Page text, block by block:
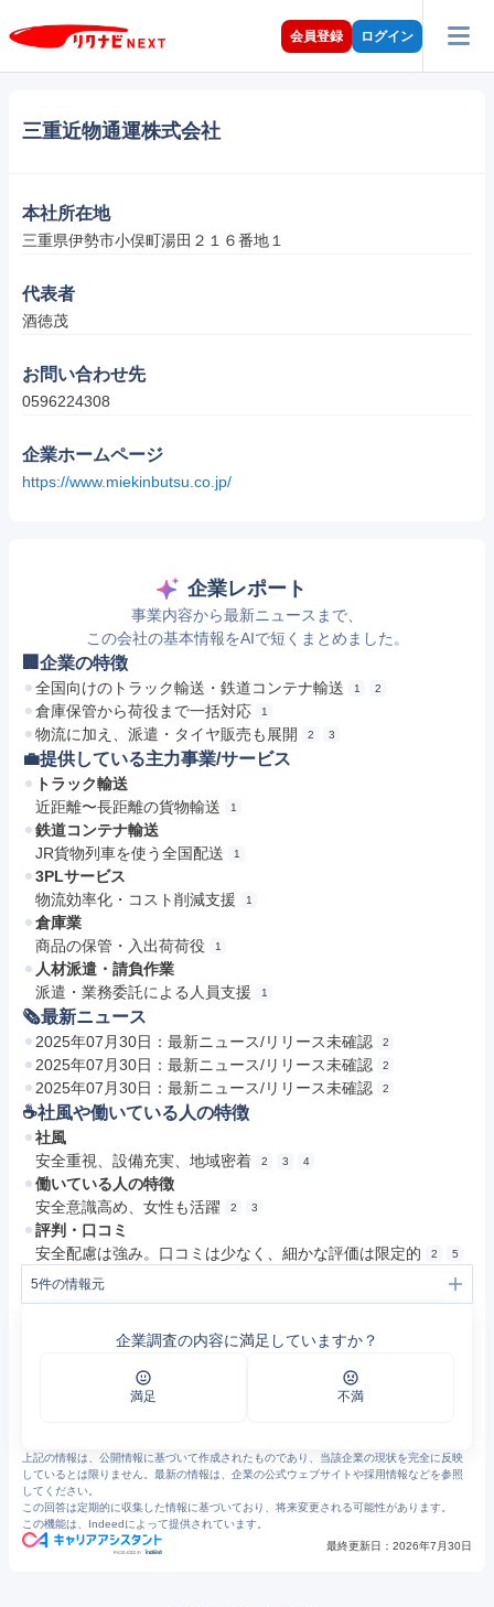
会員登録 ログイン
三重近物通運株式会社
本社所在地
三重県伊勢市小俣町湯田２１６番地１
代表者
酒徳茂
お問い合わせ先
0596224308
企業ホームページ
https://www.miekinbutsu.co.jp/
企業レポート
事業内容から最新ニュースまで、
この会社の基本情報をAIで短くまとめました。
🏢企業の特徴
全国向けのトラック輸送・鉄道コンテナ輸送 1 2
倉庫保管から荷役まで一括対応 1
物流に加え、派遣・タイヤ販売も展開 2 3
💼提供している主力事業/サービス
トラック輸送
近距離〜長距離の貨物輸送
1
鉄道コンテナ輸送
JR貨物列車を使う全国配送
1
3PLサービス
物流効率化・コスト削減支援
1
倉庫業
商品の保管・入出荷荷役
1
人材派遣・請負作業
派遣・業務委託による人員支援
1
🗞最新ニュース
2025年07月30日：最新ニュース/リリース未確認 2
2025年07月30日：最新ニュース/リリース未確認 2
2025年07月30日：最新ニュース/リリース未確認 2
☕️社風や働いている人の特徴
社風
安全重視、設備充実、地域密着
2 3 4
働いている人の特徴
安全意識高め、女性も活躍
2 3
評判・口コミ
安全配慮は強み。口コミは少なく、細かな評価は限定的
2 5
5件の情報元
採用情報│三重近物通運株式会社
三重近物通運の評判・口コミ - エン カイシャの評判
企業調査の内容に満足していますか？
満足 不満
上記の情報は、公開情報に基づいて作成されたものであり、当該企業の現状を完全に反映
しているとは限りません。最新の情報は、企業の公式ウェブサイトや採用情報などを参照
してください。
この回答は定期的に収集した情報に基づいており、将来変更される可能性があります。
この機能は、Indeedによって提供されています。
最終更新日： 2026年7月30日